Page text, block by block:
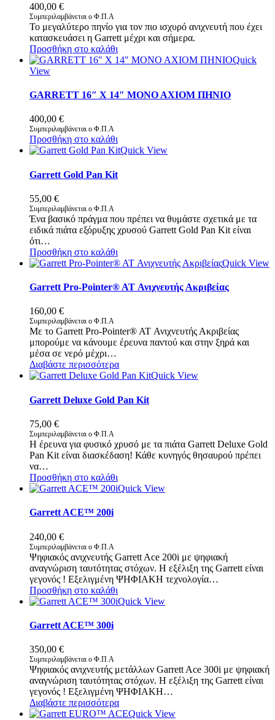
400,00 €
Συμπεριλαμβάνεται ο Φ.Π.Α
Το μεγαλύτερο πηνίο για τον πιο ισχυρό ανιχνευτή που έχει
κατασκευάσει η Garrett μέχρι και σήμερα.
Προσθήκη στο καλάθι
Quick
View
GARRETT 16″ X 14″ MONO AXIOM ΠΗΝΙΟ
400,00 €
Συμπεριλαμβάνεται ο Φ.Π.Α
Προσθήκη στο καλάθι
Quick View
Garrett Gold Pan Kit
55,00 €
Συμπεριλαμβάνεται ο Φ.Π.Α
Ένα βασικό πράγμα που πρέπει να θυμάστε σχετικά με τα
ειδικά πιάτα εξόρυξης χρυσού Garrett Gold Pan Kit είναι
ότι…
Προσθήκη στο καλάθι
Quick View
Garrett Pro-Pointer® AT Ανιχνευτής Ακριβείας
160,00 €
Συμπεριλαμβάνεται ο Φ.Π.Α
Mε το Garrett Pro-Pointer® AT Ανιχνευτής Ακριβείας
μπορούμε να κάνουμε έρευνα παντού και στην ξηρά και
μέσα σε νερό μέχρι…
Διαβάστε περισσότερα
Quick View
Garrett Deluxe Gold Pan Kit
75,00 €
Συμπεριλαμβάνεται ο Φ.Π.Α
Η έρευνα για φυσικό χρυσό με τα πιάτα Garrett Deluxe Gold
Pan Kit είναι διασκέδαση! Κάθε κυνηγός θησαυρού πρέπει
να…
Προσθήκη στο καλάθι
Quick View
Garrett ACE™ 200i
240,00 €
Συμπεριλαμβάνεται ο Φ.Π.Α
Ψηφιακός ανιχνευτής Garrett Ace 200i με ψηφιακή
αναγνώριση ταυτότητας στόχων. Η εξέλιξη της Garrett είναι
γεγονός ! Εξελιγμένη ΨΗΦΙΑΚΗ τεχνολογία…
Προσθήκη στο καλάθι
Quick View
Garrett ACE™ 300i
350,00 €
Συμπεριλαμβάνεται ο Φ.Π.Α
Ψηφιακός ανιχνευτής μετάλλων Garrett Ace 300i με ψηφιακή
αναγνώριση ταυτότητας στόχων. Η εξέλιξη της Garrett είναι
γεγονός ! Εξελιγμένη ΨΗΦΙΑΚΗ…
Διαβάστε περισσότερα
Quick View